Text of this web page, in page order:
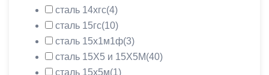
сталь 14хгс(4)
сталь 15гс(10)
сталь 15х1м1ф(3)
сталь 15Х5 и 15Х5М(40)
сталь 15х5м(1)